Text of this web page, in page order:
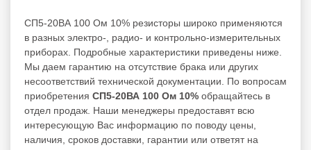
СП5-20ВА 100 Ом 10% резисторы широко применяются
в разных электро-, радио- и контрольно-измерительных
приборах. Подробные характеристики приведены ниже.
Мы даем гарантию на отсутствие брака или других
несоответствий технической документации. По вопросам
приобретения СП5-20ВА 100 Ом 10% обращайтесь в
отдел продаж. Наши менеджеры предоставят всю
интересующую Вас информацию по поводу цены,
наличия, сроков доставки, гарантии или ответят на